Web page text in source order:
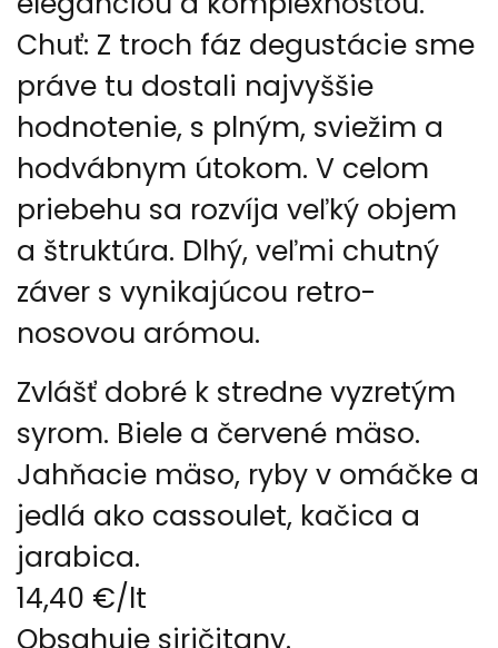
Chuť: Z troch fáz degustácie sme
práve tu dostali najvyššie
hodnotenie, s plným, sviežim a
hodvábnym útokom. V celom
priebehu sa rozvíja veľký objem
a štruktúra. Dlhý, veľmi chutný
záver s vynikajúcou retro-
nosovou arómou.
Zvlášť dobré k stredne vyzretým
syrom. Biele a červené mäso.
Jahňacie mäso, ryby v omáčke a
jedlá ako cassoulet, kačica a
jarabica.
14,40 €/lt
Obsahuje siričitany.